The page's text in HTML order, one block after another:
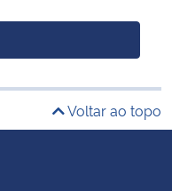
Voltar ao topo